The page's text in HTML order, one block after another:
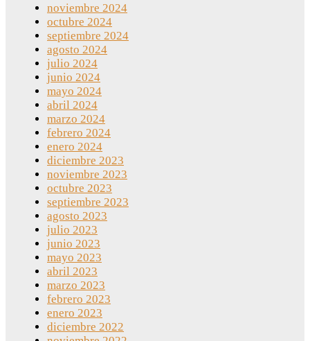
noviembre 2024
octubre 2024
septiembre 2024
agosto 2024
julio 2024
junio 2024
mayo 2024
abril 2024
marzo 2024
febrero 2024
enero 2024
diciembre 2023
noviembre 2023
octubre 2023
septiembre 2023
agosto 2023
julio 2023
junio 2023
mayo 2023
abril 2023
marzo 2023
febrero 2023
enero 2023
diciembre 2022